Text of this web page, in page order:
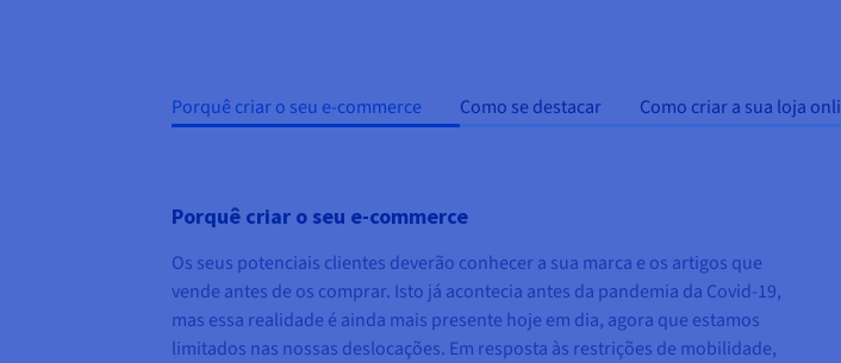
Porquê criar o seu e-commerce Como se destacar Como criar a sua loja
Porquê criar o seu e-commerce
Os seus potenciais clientes deverão conhecer a sua marca e os artigos que
vende antes de os comprar. Isto já acontecia antes da pandemia da Covid-19,
mas essa realidade é ainda mais presente hoje em dia, agora que estamos
limitados nas nossas deslocações. Em resposta às restrições de mobilidade,